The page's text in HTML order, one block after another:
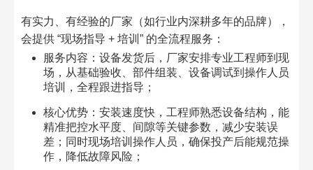
有实力、有经验的厂家（如行业内深耕多年的品牌），
会提供 “现场指导 + 培训” 的全流程服务：
服务内容：设备发货后，厂家安排专业工程师到现
场，从基础验收、部件组装、设备调试到操作人员
培训，全程跟进指导；
核心优势：安装速度快，工程师熟悉设备结构，能
精准把控水平度、间隙等关键参数，减少安装误
差；同时现场培训操作人员，确保投产后能规范操
作，降低故障风险；